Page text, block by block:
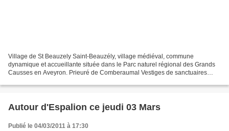
Village de St Beauzely Saint-Beauzély, village médiéval, commune
dynamique et accueillante située dans le Parc naturel régional des Grands
Causses en Aveyron. Prieuré de Comberaumal Vestiges de sanctuaires
Autour d'Espalion ce jeudi 03 Mars
Publié le 04/03/2011 à 17:30